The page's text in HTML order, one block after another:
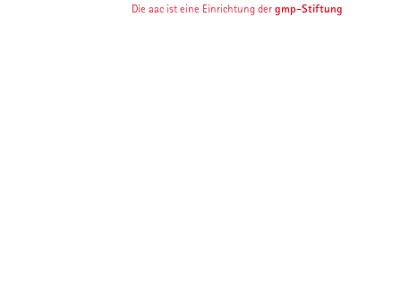
Die aac ist eine Einrichtung dergmp-Stiftung